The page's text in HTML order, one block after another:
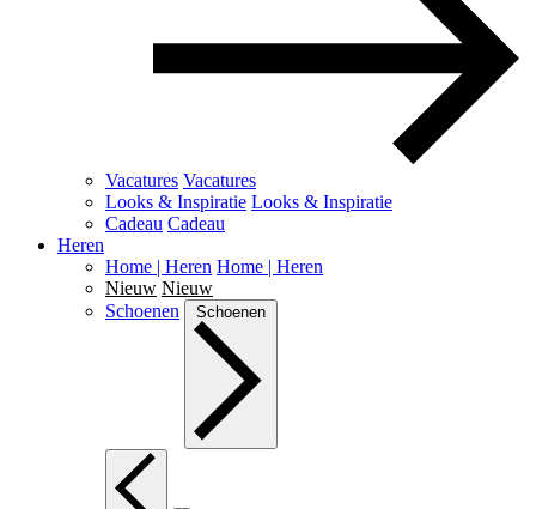
Vacatures Vacatures
Looks & Inspiratie Looks & Inspiratie
Cadeau Cadeau
Heren
Home | Heren Home | Heren
Nieuw Nieuw
Schoenen
Schoenen